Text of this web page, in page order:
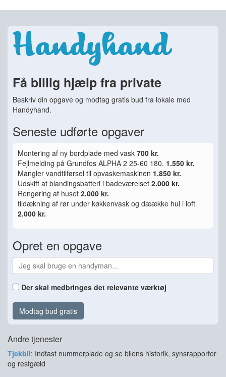
Få billig hjælp fra private
Beskriv din opgave og modtag gratis bud fra lokale med
Handyhand.
Seneste udførte opgaver
Montering af ny bordplade med vask 700 kr.
Fejlmelding på Grundfos ALPHA 2 25-60 180. 1.550 kr.
Mangler vandtilførsel til opvaskemaskinen 1.850 kr.
Udskift at blandingsbatteri i badeværelset 2.000 kr.
Rengøring af huset 2.000 kr.
tildækning af rør under køkkenvask og dæække hul i loft
2.000 kr.
Opret en opgave
Der skal medbringes det relevante værktøj
Modtag bud gratis
Andre tjenester
Tjekbil: Indtast nummerplade og se bilens historik, synsrapporter
og restgæld